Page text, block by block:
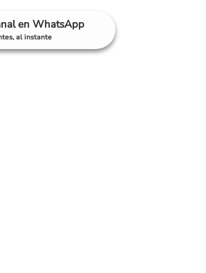
en WhatsApp
al instante